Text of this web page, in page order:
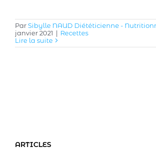
ParSibylle NAUD Diététicienne -
janvier 2021 | Recettes
Lire la suite
ARTICLES